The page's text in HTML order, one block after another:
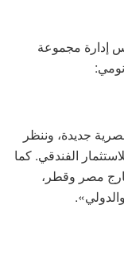
إدارة مجموعة
جديدة، وننظر
الفندقي. كما
مصر وقطر،